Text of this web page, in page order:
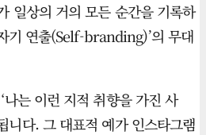
일상의 거의 모든 순간을 기록하
기 연출(Self-branding)’의 무대
는 이런 지적 취향을 가진 사
니다. 그 대표적 예가 인스타그램